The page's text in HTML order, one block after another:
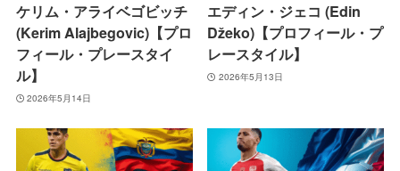
ケリム・アライベゴビッチ
(Kerim Alajbegovic)【プロ
フィール・プレースタイ
ル】
2026年5月14日
エディン・ジェコ (Edin
Džeko)【プロフィール・プ
レースタイル】
2026年5月13日